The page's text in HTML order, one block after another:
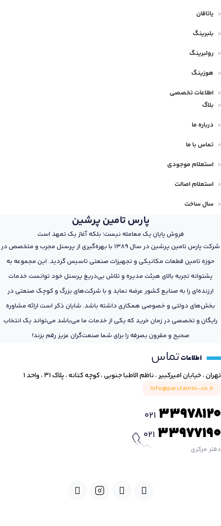
یاتاقان
بلبرینگ
رولبرینگ
هوزینگ
اطلاعات تخصصی
بلاگ
درباره ما
تماس با ما
استعلام موجودی
استعلام اصالت
سال ساخت
پارس تامین پرشین
فروش پایان یک معامله نیست؛ بلکه آغاز یک تعهد است
شرکت پارس تامین پرشین در سال 1389 با بهره‌گیری از پرسنل مجرب و متخصص در
حوزه تامین قطعات مکانیکی و تجهیزات صنعتی تاسیس گردید. این مجموعه به
پشتوانه تجربه بالای هیئت مدیره و تلاش بی‌دریغ پرسنل خود توانست خدمات
ارزنده‌ای را به صنایع کشور عرضه نماید و با شرکت‌های بزرگ و کوچک صنعتی در
بخش‌های دولتی و خصوصی همکاری داشته باشد. شایان ذکر است ارائه مشاوره
رایگان و تخصصی در زمان خرید که یکی از خدمات ما می‌باشد می‌تواند یک انتخاب
صحیح و مقرون بصرفه را برای شما صنعت‌گران عزیز رقم بزند!
اطلاعاتتماس
تهران ، خیابان امیرکبیر ، ناظم الاطبا جنوبی ، کوچه کتانه ، پلاک ۳۱ ، واحد ۱
info@parstamin-co.ir
021 33978120
021 33977190
دفتر مرکزی